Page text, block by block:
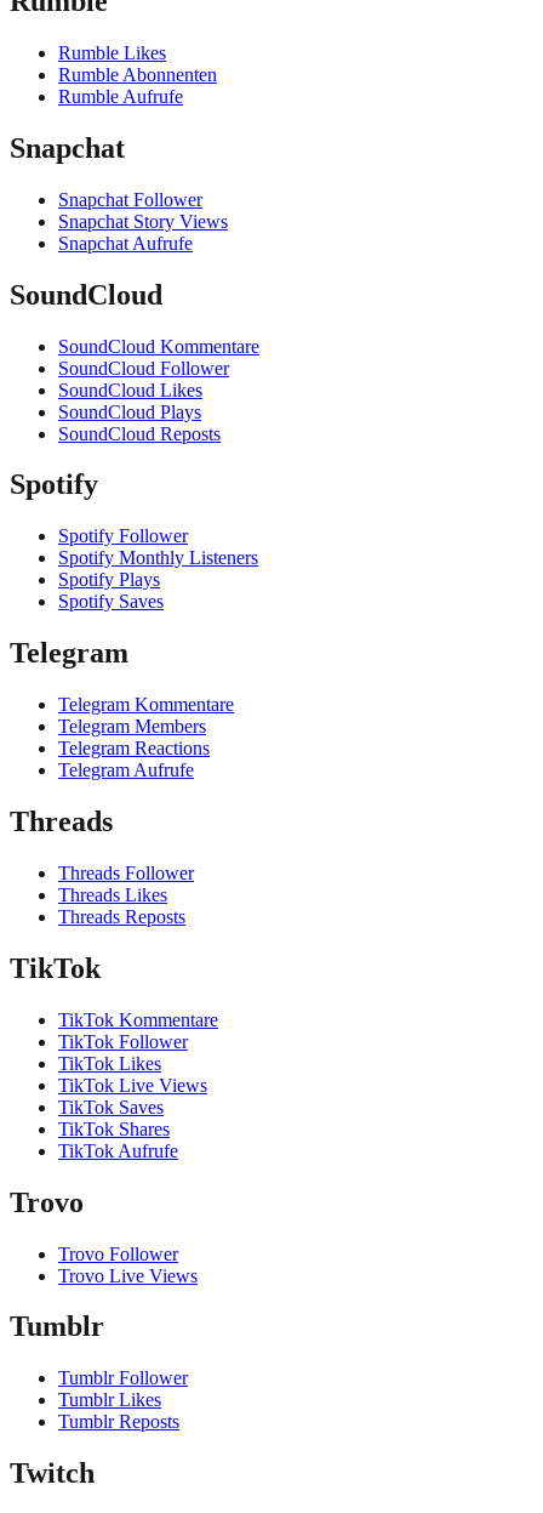
Rumble Likes
Rumble Abonnenten
Rumble Aufrufe
Snapchat
Snapchat Follower
Snapchat Story Views
Snapchat Aufrufe
SoundCloud
SoundCloud Kommentare
SoundCloud Follower
SoundCloud Likes
SoundCloud Plays
SoundCloud Reposts
Spotify
Spotify Follower
Spotify Monthly Listeners
Spotify Plays
Spotify Saves
Telegram
Telegram Kommentare
Telegram Members
Telegram Reactions
Telegram Aufrufe
Threads
Threads Follower
Threads Likes
Threads Reposts
TikTok
TikTok Kommentare
TikTok Follower
TikTok Likes
TikTok Live Views
TikTok Saves
TikTok Shares
TikTok Aufrufe
Trovo
Trovo Follower
Trovo Live Views
Tumblr
Tumblr Follower
Tumblr Likes
Tumblr Reposts
Twitch